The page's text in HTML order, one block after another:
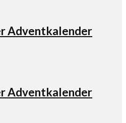
Adventkalender
Adventkalender